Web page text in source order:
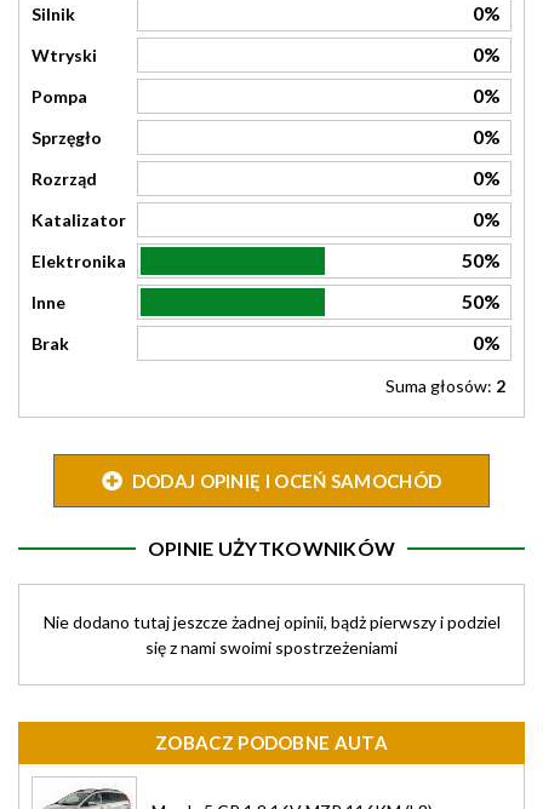
Silnik 0%
Wtryski 0%
Pompa 0%
Sprzęgło 0%
Rozrząd 0%
Katalizator 0%
Elektronika 50%
Inne 50%
Brak 0%
Suma głosów: 2
DODAJ OPINIĘ I OCEŃ SAMOCHÓD
OPINIE UŻYTKOWNIKÓW
Nie dodano tutaj jeszcze żadnej opinii, bądż pierwszy i podziel
się z nami swoimi spostrzeżeniami
ZOBACZ PODOBNE AUTA